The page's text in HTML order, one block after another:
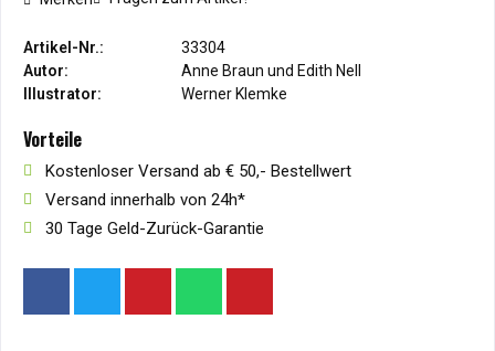
Artikel-Nr.:
33304
Autor:
Anne Braun und Edith Nell
Illustrator:
Werner Klemke
Vorteile
Kostenloser Versand ab € 50,- Bestellwert
Versand innerhalb von 24h*
30 Tage Geld-Zurück-Garantie